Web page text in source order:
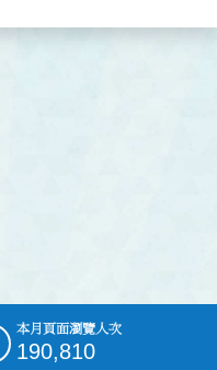
本月頁面瀏覽人次
190,810